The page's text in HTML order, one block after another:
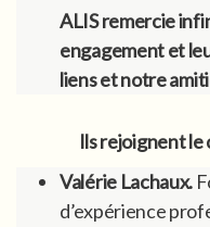
ALIS remercie
engagement et
liens et notre
Ils rejoignent le
Valérie Lachaux.
d’expérience